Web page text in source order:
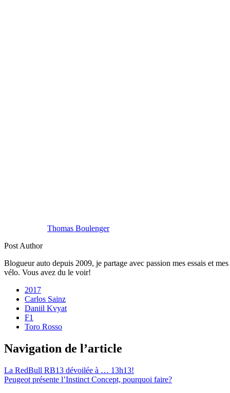
Thomas Boulenger
Post Author
Blogueur auto depuis 2009, je partage avec passion mes essais et
vélo. Vous avez du le voir!
2017
Carlos Sainz
Daniil Kvyat
F1
Toro Rosso
Navigation de l’article
La RedBull RB13 dévoilée à … 13h13!
Peugeot présente l’Instinct Concept, pourquoi faire?